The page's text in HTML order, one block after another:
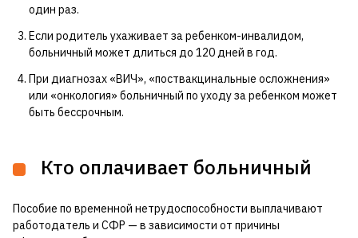
один раз.
Если родитель ухаживает за ребенком-инвалидом,
больничный может длиться до 120 дней в год.
При диагнозах «ВИЧ», «поствакцинальные осложнения»
или «онкология» больничный по уходу за ребенком может
быть бессрочным.
Кто оплачивает больничный
Пособие по временной нетрудоспособности выплачивают
работодатель и СФР — в зависимости от причины